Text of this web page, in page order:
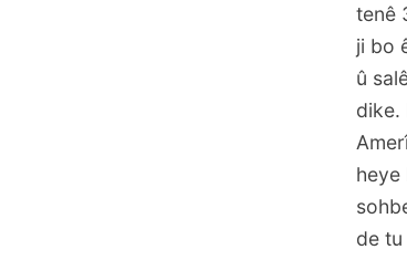
tenê
ji bo
û
dike.
heye
de